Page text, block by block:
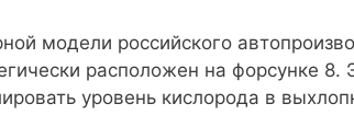
модели российского
расположен на форсунке 8.
уровень кислорода в